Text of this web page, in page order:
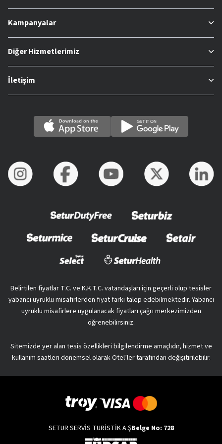
Kampanyalar
Diğer Hizmetlerimiz
İletişim
Belirtilen fiyatlar T.C. ve K.K.T.C. vatandaşları için geçerli olup tesisler
yabancı uyruklu misafirlerden fiyat farkı talep edebilmektedir. Yabancı
uyruklu misafirlere uygulanacak fiyatları çağrı merkezimizden
öğrenebilirsiniz.
Sitemizde yer alan tesis özellikleri bilgilendirme amaçlıdır, hizmet ve
kullanım saatleri dönemsel olarak Otel’ler tarafından değişitirilebilir.
SETUR SERVİS TURİSTİK A.ŞBelge No: 728